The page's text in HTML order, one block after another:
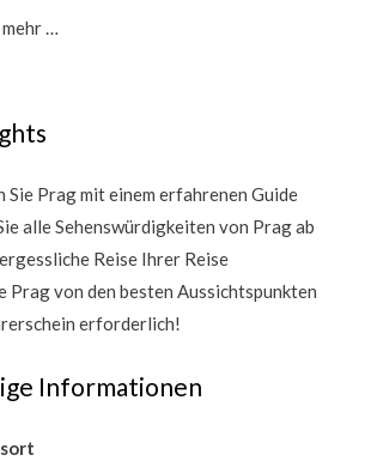
…
Sie Prag mit einem erfahrenen Guide
alle Sehenswürdigkeiten von Prag ab
Reise Ihrer Reise
Prag von den besten Aussichtspunkten
erforderlich!
Informationen